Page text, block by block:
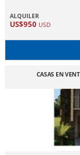
ALQUILER
US$950 USD
CASAS EN